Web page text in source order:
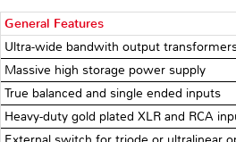
General Features
Ultra-wide bandwith output
Massive high storage power supply
True balanced and single ended inputs
Heavy-duty gold plated XLR and RCA